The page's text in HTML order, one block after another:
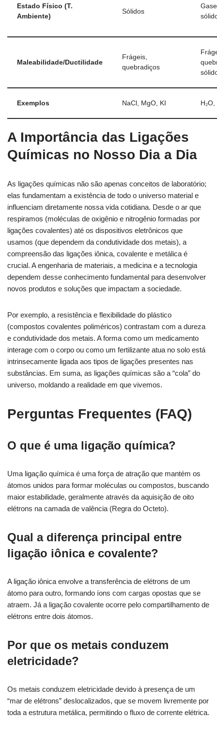
Estado Físico (T.
Ambiente)
Sólidos
Maleabilidade/Ductilidade
Frágeis,
quebradiços
Exemplos NaCl, MgO, KI
A Importância das Ligações
Químicas no Nosso Dia a Dia
As ligações químicas não são apenas conceitos de laboratório;
elas fundamentam a existência de todo o universo material e
influenciam diretamente nossa vida cotidiana. Desde o ar que
respiramos (moléculas de oxigênio e nitrogênio formadas por
ligações covalentes) até os dispositivos eletrônicos que
usamos (que dependem da condutividade dos metais), a
compreensão das ligações iônica, covalente e metálica é
crucial. A engenharia de materiais, a medicina e a tecnologia
dependem desse conhecimento fundamental para desenvolver
novos produtos e soluções que impactam a sociedade.
Por exemplo, a resistência e flexibilidade do plástico
(compostos covalentes poliméricos) contrastam com a dureza
e condutividade dos metais. A forma como um medicamento
interage com o corpo ou como um fertilizante atua no solo está
intrinsecamente ligada aos tipos de ligações presentes nas
substâncias. Em suma, as ligações químicas são a “cola” do
universo, moldando a realidade em que vivemos.
Perguntas Frequentes (FAQ)
O que é uma ligação química?
Uma ligação química é uma força de atração que mantém os
átomos unidos para formar moléculas ou compostos, buscando
maior estabilidade, geralmente através da aquisição de oito
elétrons na camada de valência (Regra do Octeto).
Qual a diferença principal entre
ligação iônica e covalente?
A ligação iônica envolve a transferência de elétrons de um
átomo para outro, formando íons com cargas opostas que se
atraem. Já a ligação covalente ocorre pelo compartilhamento de
elétrons entre dois átomos.
Por que os metais conduzem
eletricidade?
Os metais conduzem eletricidade devido à presença de um
“mar de elétrons” deslocalizados, que se movem livremente por
toda a estrutura metálica, permitindo o fluxo de corrente elétrica.